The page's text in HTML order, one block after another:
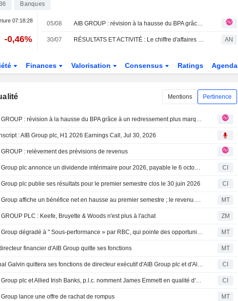
Banques
07:18:28
-0,46%
05/08 AIB GROUP : révision à la hausse du BPA grâce à un redressement plus marqué de la marge nette d'intérêt
30/07 RÉSULTATS ET ACTIVITÉ : Le chiffre d'affaires de Zoo Digital recule, mais la perte se réduit AN
Finances Valorisation Consensus Ratings Agenda
Mentions Pertinence
AIB GROUP : révision à la hausse du BPA grâce à un redressement plus marqué de la marge nette d'intérêt
: AIB Group plc, H1 2026 Earnings Call, Jul 30, 2026
GROUP : relèvement des prévisions de revenus
AIB Group plc annonce un dividende intérimaire pour 2026, payable le 6 octobre 2026 CI
Group plc publie ses résultats pour le premier semestre clos le 30 juin 2026 CI
AIB Group affiche un bénéfice net en hausse au premier semestre ; le revenu net d'intérêts reste stable MT
GROUP PLC : Keefe, Bruyette & Woods n'est plus à l'achat ZM
AIB Group dégradé à " Sous-performance » par RBC, qui pointe des opportunités de création de valeur " relativement faibles » MT
financier d'AIB Group quitte ses fonctions MT
Donal Galvin quittera ses fonctions de directeur exécutif d'AIB Group plc et d'Allied Irish Banks, P.L.C., le 26 mai 2026 CI
AIB Group plc et Allied Irish Banks, p.l.c. nomment James Emmett en qualité d'administrateur non exécutif indépendant, avec effet immédiat CI
Group lance une offre de rachat de rompus MT